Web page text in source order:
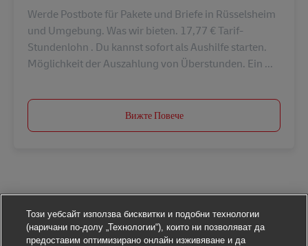
Werde Postbote für Pakete und Briefe in Rüsselsheim
und Umgebung. Was wir bieten. 17,77 € Tarif-
Stundenlohn . Du kannst sofort als Aushilfe starten.
Möglichkeit der Auszahlung von Überstunden. Ein ...
Вижте Повече
Този уебсайт използва бисквитки и подобни технологии
(наричани по-долу „Технологии“), които ни позволяват да
предоставим оптимизирано онлайн изживяване и да